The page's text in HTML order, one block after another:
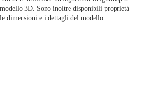
3D. Sono inoltre disponibili proprietà
dimensioni e i dettagli del modello.